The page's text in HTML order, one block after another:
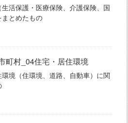
活保護・医療保険、介護保険、国
とめたもの
町村_04住宅・居住環境
境（住環境、道路、自動車）に関